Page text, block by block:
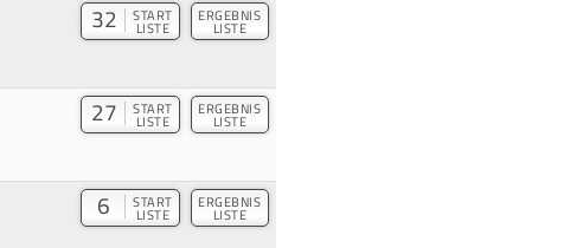
32 START
LISTE
ERGEBNIS
LISTE
27 START
LISTE
ERGEBNIS
LISTE
6 START
LISTE
ERGEBNIS
LISTE